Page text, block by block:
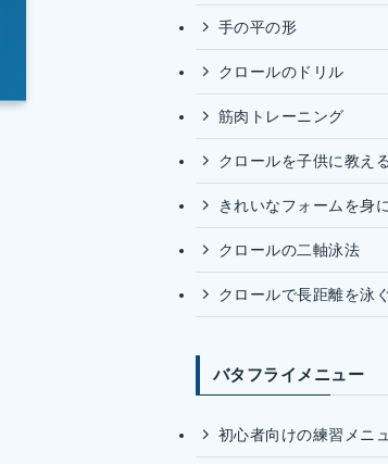
手の平の形
クロールのドリル
筋肉トレーニング
クロールを子供に教え
きれいなフォームを身
クロールの二軸泳法
クロールで長距離を泳
バタフライメニュー
初心者向けの練習メニ